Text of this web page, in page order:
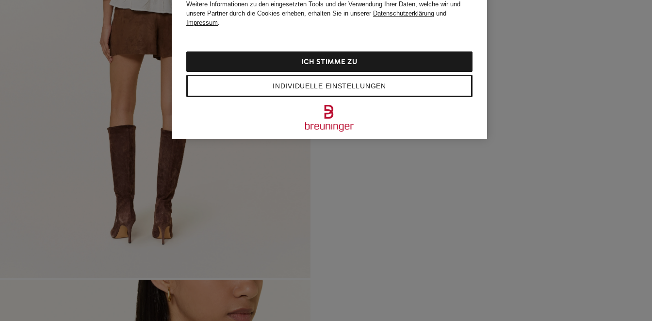
Weitere Informationen zu den eingesetzten Tools und der Verwendung Ihrer Daten, welche wir und
unsere Partner durch die Cookies erheben, erhalten Sie in unserer Datenschutzerklärung und
Impressum.
INDIVIDUELLE EINSTELLUNGEN
ICH STIMME ZU